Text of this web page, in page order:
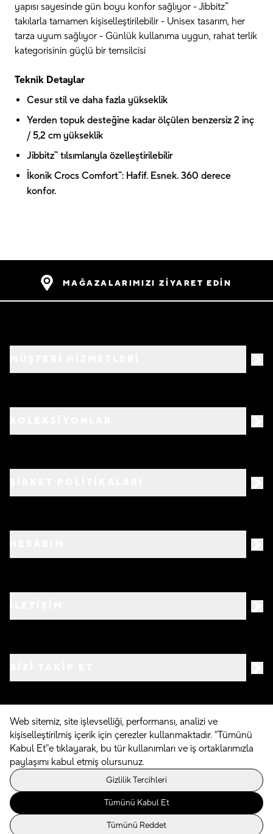
yapısı sayesinde gün boyu konfor sağlıyor - Jibbitz™
takılarla tamamen kişiselleştirilebilir - Unisex tasarım, her
tarza uyum sağlıyor - Günlük kullanıma uygun, rahat terlik
kategorisinin güçlü bir temsilcisi
Teknik Detaylar
Cesur stil ve daha fazla yükseklik
Yerden topuk desteğine kadar ölçülen benzersiz 2 inç
/ 5,2 cm yükseklik
Jibbitz™ tılsımlarıyla özelleştirilebilir
İkonik Crocs Comfort™: Hafif. Esnek. 360 derece
konfor.
MAĞAZALARIMIZI ZİYARET EDİN
©2026 Crocs.com.tr • Tüm hakları saklıdır
Powered By
Web sitemiz, site işlevselliği, performansı, analizi ve
kişiselleştirilmiş içerik için çerezler kullanmaktadır. "Tümünü
Kabul Et"e tıklayarak, bu tür kullanımları ve iş ortaklarımızla
paylaşımı kabul etmiş olursunuz.
Gizlilik Tercihleri
Tümünü Kabul Et
Tümünü Reddet